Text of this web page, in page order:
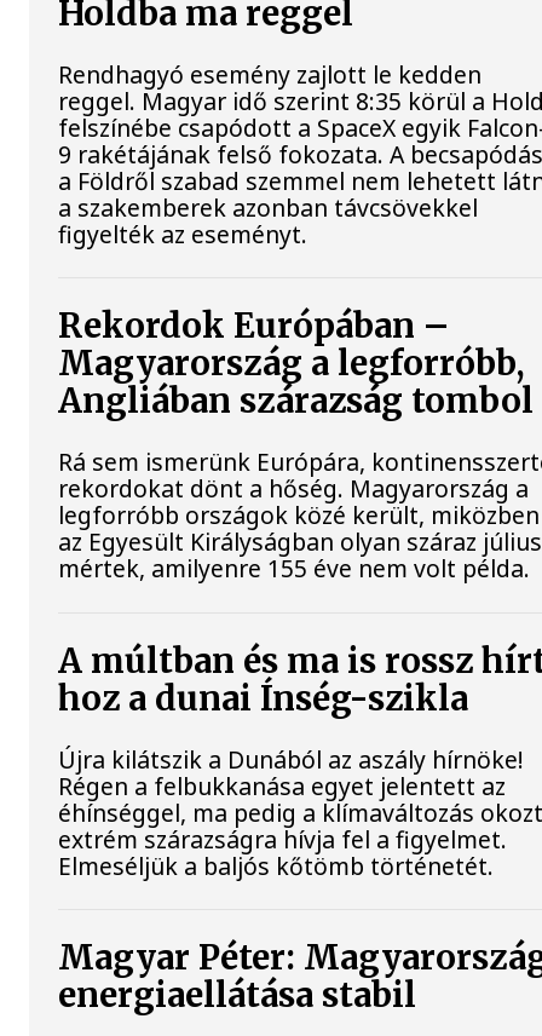
Holdba ma reggel
Rendhagyó esemény zajlott le kedden
reggel. Magyar idő szerint 8:35 körül a
felszínébe csapódott a SpaceX egyik
9 rakétájának felső fokozata. A
a Földről szabad szemmel nem lehetett
a szakemberek azonban távcsövekkel
figyelték az eseményt.
Rekordok Európában –
Magyarország a legforróbb,
Angliában szárazság tombol
Rá sem ismerünk Európára,
rekordokat dönt a hőség. Magyarország a
legforróbb országok közé került, miközben
az Egyesült Királyságban olyan száraz
mértek, amilyenre 155 éve nem volt példa.
A múltban és ma is rossz
hoz a dunai Ínség-szikla
Újra kilátszik a Dunából az aszály hírnöke!
Régen a felbukkanása egyet jelentett az
éhínséggel, ma pedig a klímaváltozás
extrém szárazságra hívja fel a figyelmet.
Elmeséljük a baljós kőtömb történetét.
Magyar Péter:
energiaellátása stabil